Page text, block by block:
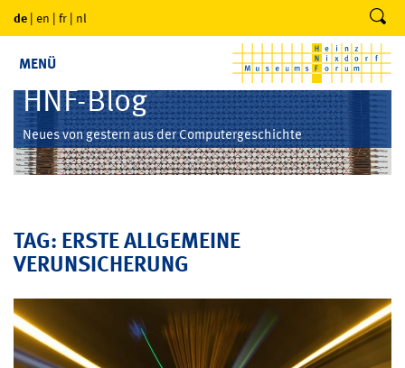
de | en | fr | nl
MENÜ
HNF-Blog
Neues von gestern aus der Computergeschichte
TAG: ERSTE ALLGEMEINE
VERUNSICHERUNG